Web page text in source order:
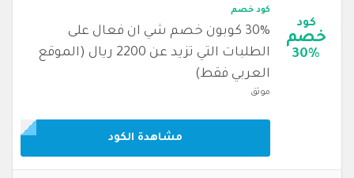
كود
خصم
30%
كود خصم
30% كوبون خصم شي ان فعال على
الطلبات التي تزيد عن 2200 ريال (الموقع
العربي فقط)
موثق
مشاهدة الكود